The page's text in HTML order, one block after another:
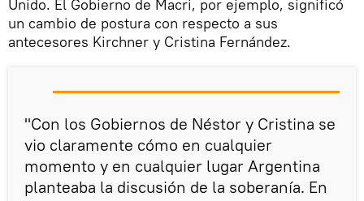
Unido. El Gobierno de Macri, por ejemplo, significó
un cambio de postura con respecto a sus
antecesores Kirchner y Cristina Fernández.
"Con los Gobiernos de Néstor y Cristina se
vio claramente cómo en cualquier
momento y en cualquier lugar Argentina
planteaba la discusión de la soberanía. En